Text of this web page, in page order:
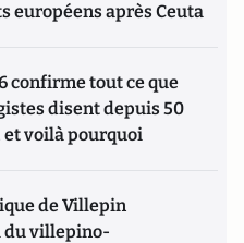
européens après Ceuta
confirme tout ce que
disent depuis 50
et voilà pourquoi
de Villepin
du villepino-